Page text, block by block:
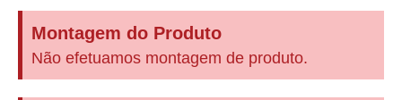
Montagem do Produto
Não efetuamos montagem de produto.